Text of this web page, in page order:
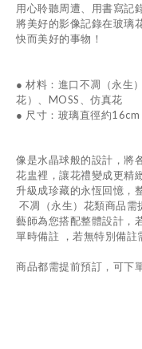
用心聆聽周遭、用書寫記
將美好的影像記錄在玻璃
快而美好的事物！
● 材料：進口不凋（永生
花）、 MOSS 、仿真花
● 尺寸：玻璃直徑約16cm
像是水晶球般的設計，將
花盅裡，讓花禮變成更精
升級成珍藏的永恆回憶，
不凋（永生）花類商品
藝師為您搭配整體設計，
單時備註
，若無特別備註
商品都需提前預訂，可下